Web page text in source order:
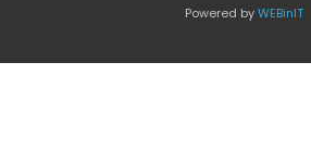
Powered by WEBinIT